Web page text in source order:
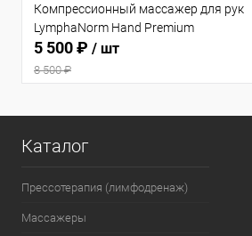
Компрессионный массажер для рук
LymphaNorm Hand Premium
5 500 ₽ / шт
8 500 ₽
Каталог
Прессотерапия (лимфодренаж)
Массажеры